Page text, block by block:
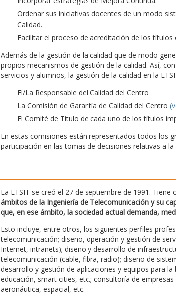
Ordenar sus iniciativas docentes de un modo
Calidad.
Facilitar el proceso de acreditación de los títulos
Además de la gestión de la calidad que de modo
propios mecanismos de gestión de la calidad. Así,
servicios y alumnos, la gestión de la calidad en la
El/La Responsable del Calidad del Centro
La Comisión de Garantía de Calidad del Centro
El Comité de Título de cada uno de los títulos
En estas comisiones están representados todos los
participación en las tomas de decisiones relativas a la
La ETSIT se creó el 27 de septiembre de 1991. Tiene
ámbitos de la Ingeniería de Telecomunicación y su
que, en ese ámbito, la sociedad actual demanda,
Esto incluye, entre otros, los siguientes perfiles
telecomunicación; diseño, operación y gestión de
Internet, intranets); diseño y desarrollo de
telecomunicación (cable, fibra, radio); diseño de
desarrollo y gestión de aplicaciones y equipos para
educación, smart cities, etc.; consultoría de
aeronáutica, espacial, etc.